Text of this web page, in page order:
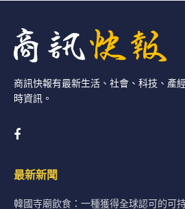
商訊快報有最新生活、社會、科技、產
時資訊。
最新新聞
韓國寺廟飲食：一種獲得全球認可的可